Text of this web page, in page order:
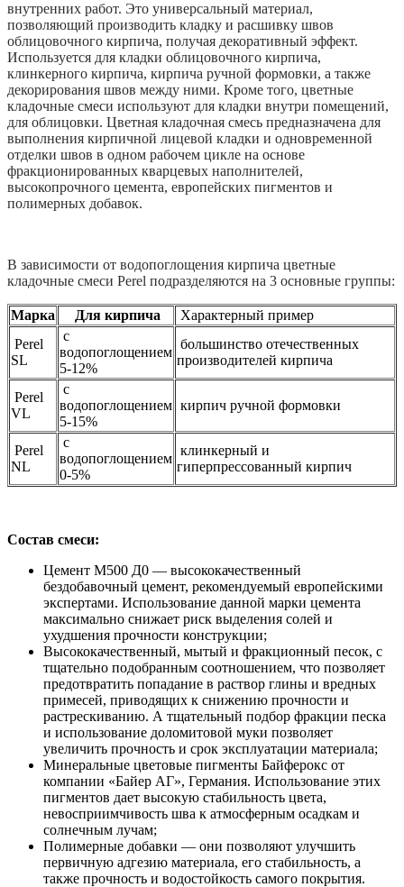
0-
5%,
50кг
внутренних работ. Это универсальный материал,
позволяющий производить кладку и расшивку швов
облицовочного кирпича, получая декоративный эффект.
Используется для кладки облицовочного кирпича,
клинкерного кирпича, кирпича ручной формовки, а также
декорирования швов между ними. Кроме того, цветные
кладочные смеси используют для кладки внутри помещений,
для облицовки. Цветная кладочная смесь предназначена для
выполнения кирпичной лицевой кладки и одновременной
отделки швов в одном рабочем цикле на основе
фракционированных кварцевых наполнителей,
высокопрочного цемента, европейских пигментов и
полимерных добавок.
В зависимости от водопоглощения кирпича цветные
кладочные смеси Perel подразделяются на 3 основные группы:
Марка Для кирпича
Характерный пример
Perel
SL
с
водопоглощением
5-12%
большинство отечественных
производителей кирпича
Perel
VL
с
водопоглощением
5-15%
кирпич ручной формовки
Perel
NL
с
водопоглощением
0-5%
клинкерный и
гиперпрессованный кирпич
Состав смеси:
Цемент М500 Д0 — высококачественный
бездобавочный цемент, рекомендуемый европейскими
экспертами. Использование данной марки цемента
максимально снижает риск выделения солей и
ухудшения прочности конструкции;
Высококачественный, мытый и фракционный песок, с
тщательно подобранным соотношением, что позволяет
предотвратить попадание в раствор глины и вредных
примесей, приводящих к снижению прочности и
растрескиванию. А тщательный подбор фракции песка
и использование доломитовой муки позволяет
увеличить прочность и срок эксплуатации материала;
Минеральные цветовые пигменты Байферокс от
компании «Байер АГ», Германия. Использование этих
пигментов дает высокую стабильность цвета,
невосприимчивость шва к атмосферным осадкам и
солнечным лучам;
Полимерные добавки — они позволяют улучшить
первичную адгезию материала, его стабильность, а
также прочность и водостойкость самого покрытия.